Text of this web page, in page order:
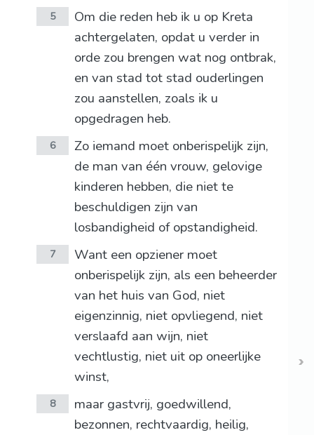
5
Om die reden heb ik u op Kreta
achtergelaten, opdat u verder in
orde zou brengen wat nog ontbrak,
en van stad tot stad ouderlingen
zou aanstellen, zoals ik u
opgedragen heb.
6
Zo iemand moet onberispelijk zijn,
de man van één vrouw, gelovige
kinderen hebben, die niet te
beschuldigen zijn van
losbandigheid of opstandigheid.
7
Want een opziener moet
onberispelijk zijn, als een beheerder
van het huis van God, niet
eigenzinnig, niet opvliegend, niet
verslaafd aan wijn, niet
vechtlustig, niet uit op oneerlijke
winst,
8
maar gastvrij, goedwillend,
bezonnen, rechtvaardig, heilig,